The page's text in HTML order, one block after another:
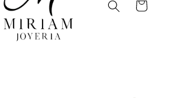
Cart